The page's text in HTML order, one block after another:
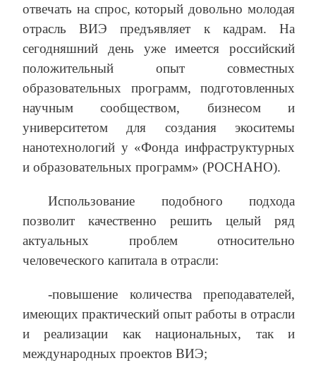
отвечать на спрос, который довольно молодая
отрасль ВИЭ предъявляет к кадрам. На
сегодняшний день уже имеется российский
положительный опыт совместных
образовательных программ, подготовленных
научным сообществом, бизнесом и
университетом для создания экоситемы
нанотехнологий у «Фонда инфраструктурных
и образовательных программ» (РОСНАНО).
Использование подобного подхода
позволит качественно решить целый ряд
актуальных проблем относительно
человеческого капитала в отрасли:
-повышение количества преподавателей,
имеющих практический опыт работы в отрасли
и реализации как национальных, так и
международных проектов ВИЭ;